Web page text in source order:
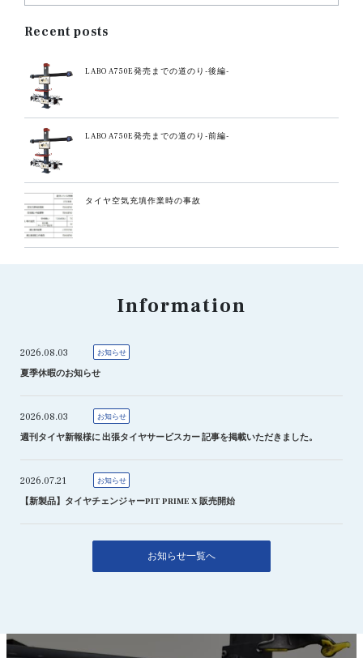
Recent posts
LABO A750E発売までの道のり-後編-
LABO A750E発売までの道のり-前編-
タイヤ空気充填作業時の事故
Information
2026.08.03 お知らせ
夏季休暇のお知らせ
2026.08.03 お知らせ
週刊タイヤ新報様に 出張タイヤサービスカー 記事を掲載いただきました。
2026.07.21 お知らせ
【新製品】タイヤチェンジャーPIT PRIME X 販売開始
お知らせ一覧へ